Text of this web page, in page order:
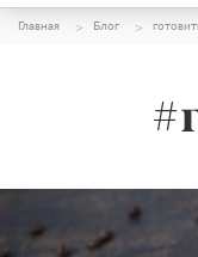
Главная Блог